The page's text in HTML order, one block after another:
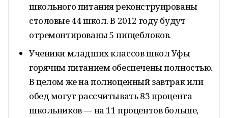
школьного питания реконструированы
столовые 44 школ. В 2012 году будут
отремонтированы 5 пищеблоков.
Ученики младших классов школ Уфы
горячим питанием обеспечены полностью.
В целом же на полноценный завтрак или
обед могут рассчитывать 83 процента
школьников — на 11 процентов больше,